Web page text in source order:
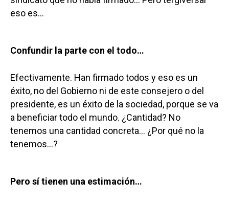
eso es…
Confundir la parte con el todo…
Efectivamente. Han firmado todos y eso es un
éxito, no del Gobierno ni de este consejero o del
presidente, es un éxito de la sociedad, porque se va
a beneficiar todo el mundo. ¿Cantidad? No
tenemos una cantidad concreta… ¿Por qué no la
tenemos…?
Pero sí tienen una estimación…